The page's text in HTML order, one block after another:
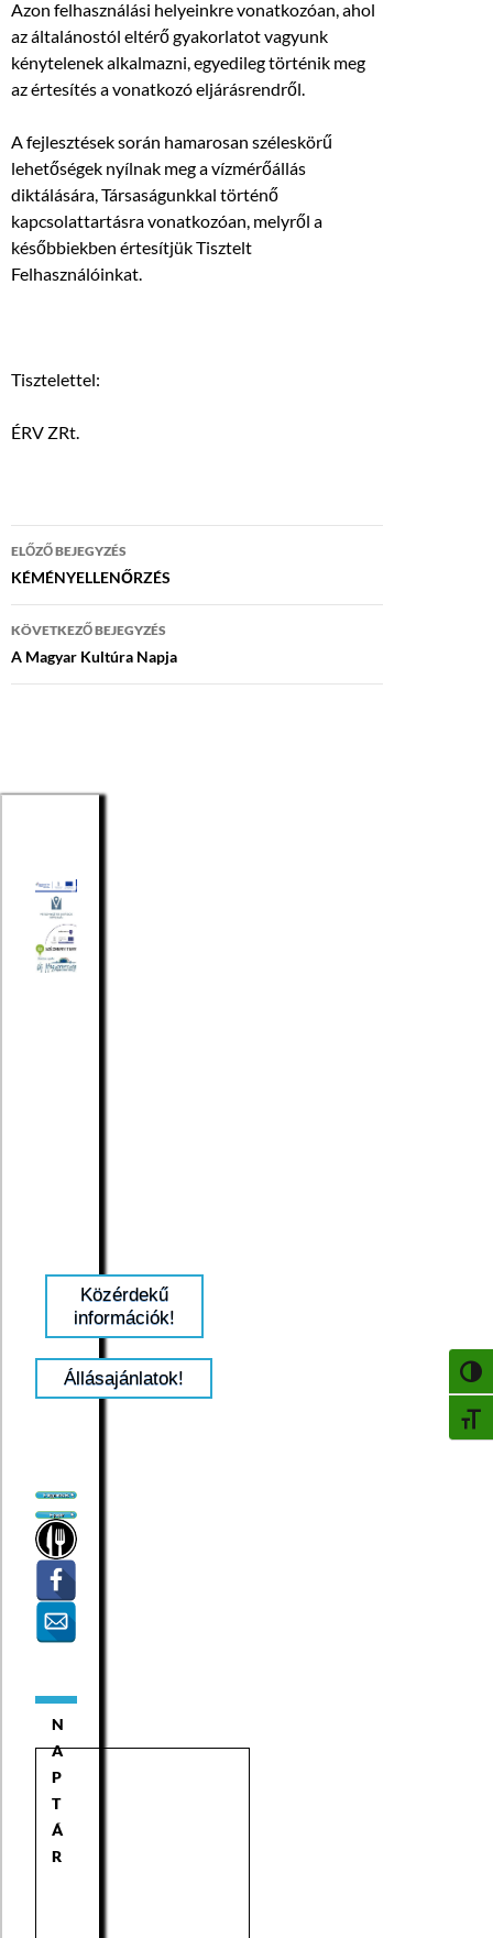
Azon felhasználási helyeinkre vonatkozóan, ahol
az általánostól eltérő gyakorlatot vagyunk
kénytelenek alkalmazni, egyedileg történik meg
az értesítés a vonatkozó eljárásrendről.
A fejlesztések során hamarosan széleskörű
lehetőségek nyílnak meg a vízmérőállás
diktálására, Társaságunkkal történő
kapcsolattartásra vonatkozóan, melyről a
későbbiekben értesítjük Tisztelt
Felhasználóinkat.
Tisztelettel:
ÉRV ZRt.
Bejegyzés
navigáció
ELŐZŐ BEJEGYZÉS
KÉMÉNYELLENŐRZÉS
KÖVETKEZŐ BEJEGYZÉS
A Magyar Kultúra Napja
Közérdekű
információk!
Állásajánlatok!
N
A
P
T
Á
R